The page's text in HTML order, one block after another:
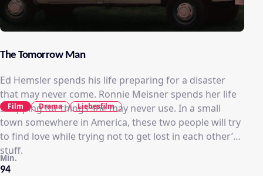
The Tomorrow Man
Ed Hemsler spends his life preparing for a disaster
that may never come. Ronnie Meisner spends her life
shopping for things she may never use. In a small
town somewhere in America, these two people will try
to find love while trying not to get lost in each other’s
stuff.
94
Min.
Film Drama Liebesfilm